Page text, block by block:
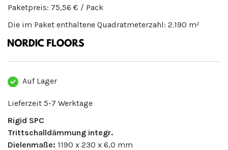
Paketpreis: 75,56 € / Pack
Die im Paket enthaltene Quadratmeterzahl: 2.190 m²
Auf Lager
Lieferzeit 5-7 Werktage
Rigid SPC
Trittschalldämmung integr.
Dielenmaße: 1190 x 230 x 6,0 mm